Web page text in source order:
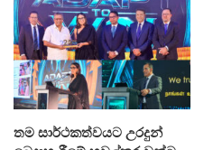
තම සාර්ථකත්වයට උරදුන්